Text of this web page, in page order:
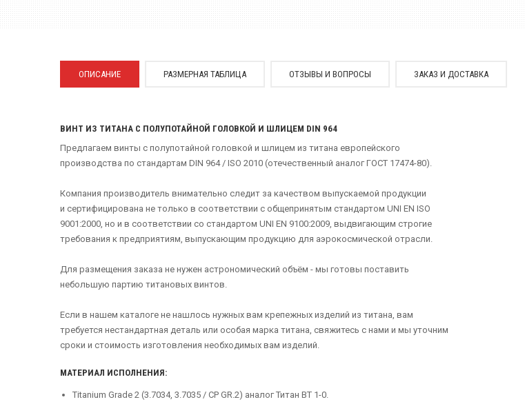
ОПИСАНИЕ РАЗМЕРНАЯ ТАБЛИЦА ОТЗЫВЫ И ВОПРОСЫ ЗАКАЗ И ДОСТАВКА
ВИНТ ИЗ ТИТАНА С ПОЛУПОТАЙНОЙ ГОЛОВКОЙ И ШЛИЦЕМ DIN 964
Предлагаем винты с полупотайной головкой и шлицем из титана европейского
производства по стандартам DIN 964 / ISO 2010 (отечественный аналог ГОСТ 17474-80).
Компания производитель внимательно следит за качеством выпускаемой продукции
и сертифицирована не только в соответствии с общепринятым стандартом UNI EN ISO
9001:2000, но и в соответствии со стандартом UNI EN 9100:2009, выдвигающим строгие
требования к предприятиям, выпускающим продукцию для аэрокосмической отрасли.
Для размещения заказа не нужен астрономический объём - мы готовы поставить
небольшую партию титановых винтов.
Если в нашем каталоге не нашлось нужных вам крепежных изделий из титана, вам
требуется нестандартная деталь или особая марка титана, свяжитесь с нами и мы уточним
сроки и стоимость изготовления необходимых вам изделий.
МАТЕРИАЛ ИСПОЛНЕНИЯ:
Titanium Grade 2 (3.7034, 3.7035 / CP GR.2) аналог Титан ВТ 1-0.